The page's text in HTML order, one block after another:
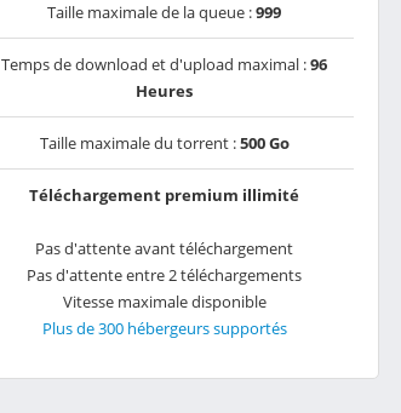
Taille maximale de la queue :999
Temps de download et d'upload maximal :96
Heures
Taille maximale du torrent :500 Go
Téléchargement premium illimité
Pas d'attente avant téléchargement
Pas d'attente entre 2 téléchargements
Vitesse maximale disponible
Plus de 300 hébergeurs supportés